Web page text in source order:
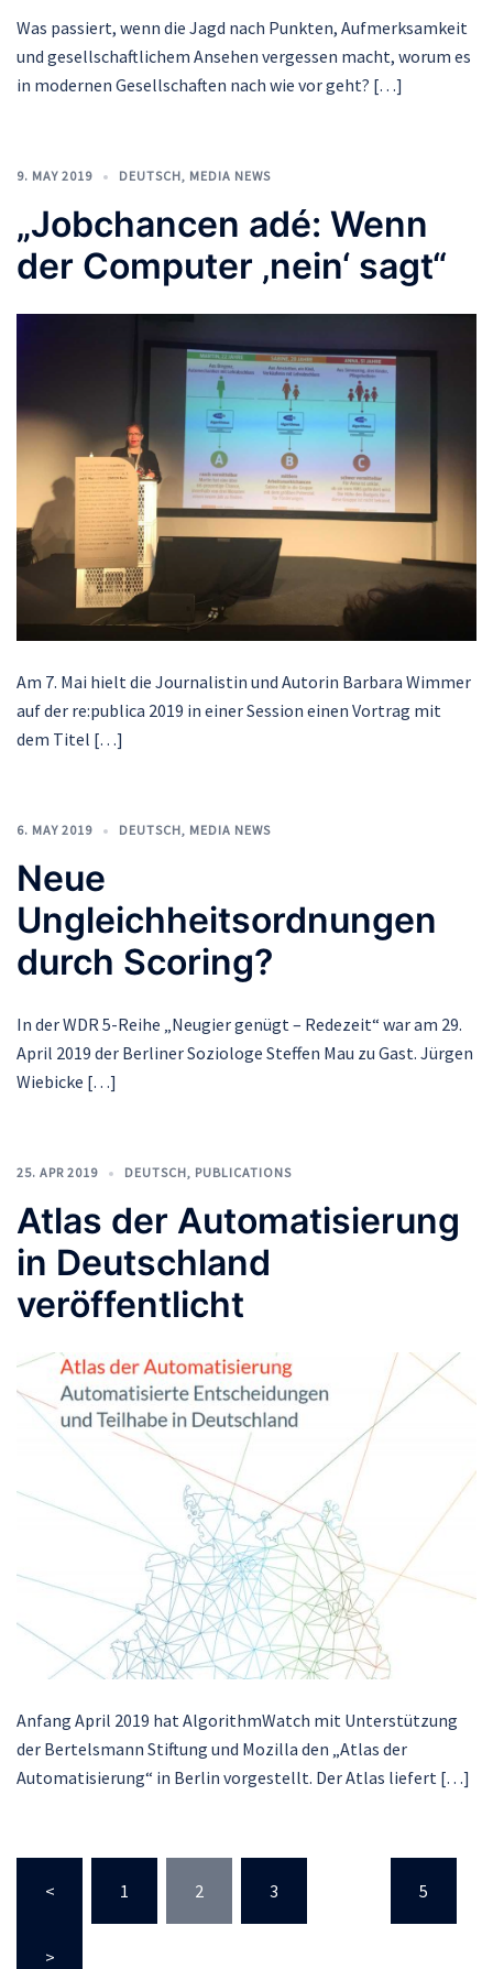
Was passiert, wenn die Jagd nach Punkten, Aufmerksamkeit
und gesellschaftlichem Ansehen vergessen macht, worum es
in modernen Gesellschaften nach wie vor geht? […]
9. MAY 2019 DEUTSCH, MEDIA NEWS
„Jobchancen adé: Wenn
der Computer ‚nein‘ sagt“
Am 7. Mai hielt die Journalistin und Autorin Barbara Wimmer
auf der re:publica 2019 in einer Session einen Vortrag mit
dem Titel […]
6. MAY 2019 DEUTSCH, MEDIA NEWS
Neue
Ungleichheitsordnungen
durch Scoring?
In der WDR 5-Reihe „Neugier genügt – Redezeit“ war am 29.
April 2019 der Berliner Soziologe Steffen Mau zu Gast. Jürgen
Wiebicke […]
25. APR 2019 DEUTSCH, PUBLICATIONS
Atlas der Automatisierung
in Deutschland
veröffentlicht
Anfang April 2019 hat AlgorithmWatch mit Unterstützung
der Bertelsmann Stiftung und Mozilla den „Atlas der
Automatisierung“ in Berlin vorgestellt. Der Atlas liefert […]
pagination
< 1 2 3 5
>